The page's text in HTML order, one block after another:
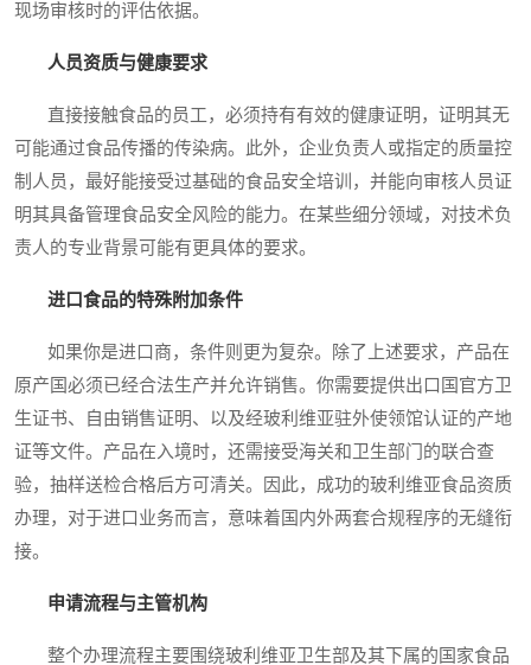
现场审核时的评估依据。
人员资质与健康要求
直接接触食品的员工，必须持有有效的健康证明，证明其无
可能通过食品传播的传染病。此外，企业负责人或指定的质量控
制人员，最好能接受过基础的食品安全培训，并能向审核人员证
明其具备管理食品安全风险的能力。在某些细分领域，对技术负
责人的专业背景可能有更具体的要求。
进口食品的特殊附加条件
如果你是进口商，条件则更为复杂。除了上述要求，产品在
原产国必须已经合法生产并允许销售。你需要提供出口国官方卫
生证书、自由销售证明、以及经玻利维亚驻外使领馆认证的产地
证等文件。产品在入境时，还需接受海关和卫生部门的联合查
验，抽样送检合格后方可清关。因此，成功的玻利维亚食品资质
办理，对于进口业务而言，意味着国内外两套合规程序的无缝衔
接。
申请流程与主管机构
整个办理流程主要围绕玻利维亚卫生部及其下属的国家食品